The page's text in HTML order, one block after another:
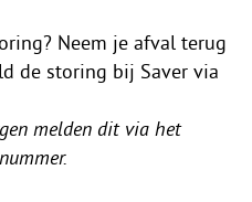
Neem je afval terug
de storing bij Saver via
melden dit via het